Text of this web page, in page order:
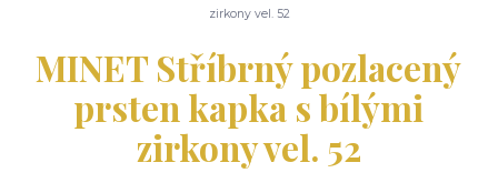
zirkony vel. 52
MINET Stříbrný pozlacený
prsten kapka s bílými
zirkony vel. 52